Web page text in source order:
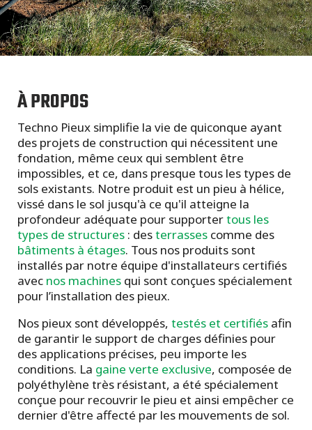
À PROPOS
Techno Pieux simplifie la vie de quiconque ayant
des projets de construction qui nécessitent une
fondation, même ceux qui semblent être
impossibles, et ce, dans presque tous les types de
sols existants. Notre produit est un pieu à hélice,
vissé dans le sol jusqu'à ce qu'il atteigne la
profondeur adéquate pour supportertous les
types de structures : desterrasses comme des
bâtiments à étages. Tous nos produits sont
installés par notre équipe d'installateurs certifiés
avec nos machines qui sont conçues spécialement
pour l’installation des pieux.
Nos pieux sont développés, testés et certifiés afin
de garantir le support de charges définies pour
des applications précises, peu importe les
conditions. La gaine verte exclusive, composée de
polyéthylène très résistant, a été spécialement
conçue pour recouvrir le pieu et ainsi empêcher ce
dernier d'être affecté par les mouvements de sol.